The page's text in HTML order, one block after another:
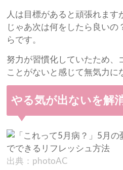
人は目標があると頑張れます
じゃあ次は何をしたら良い
らです。
努力が習慣化していたため、
ことがないと感じて無気力に
やる気が出ないを
出典：photoAC